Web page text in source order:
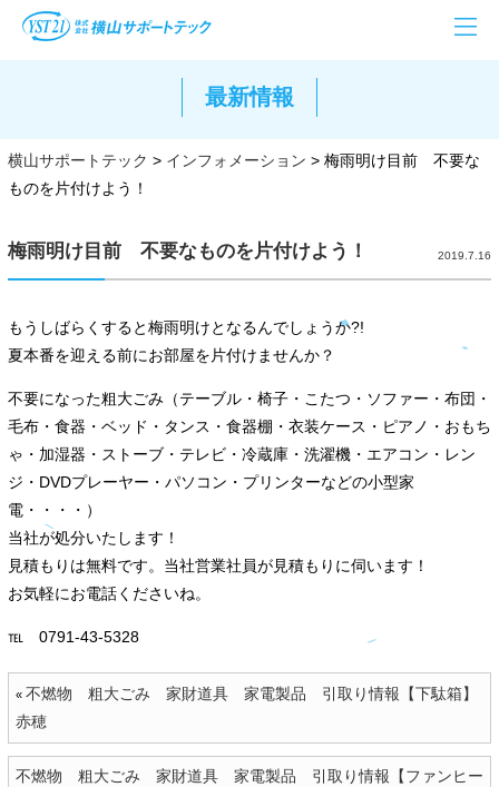
最新情報
横山サポートテック > インフォメーション > 梅雨明け目前 不要な
ものを片付けよう！
梅雨明け目前 不要なものを片付けよう！ 2019.7.16
もうしばらくすると梅雨明けとなるんでしょうか?!
夏本番を迎える前にお部屋を片付けませんか？
不要になった粗大ごみ（テーブル・椅子・こたつ・ソファー・布団・
毛布・食器・ベッド・タンス・食器棚・衣装ケース・ピアノ・おもち
ゃ・加湿器・ストーブ・テレビ・冷蔵庫・洗濯機・エアコン・レン
ジ・DVDプレーヤー・パソコン・プリンターなどの小型家
電・・・・）
当社が処分いたします！
見積もりは無料です。当社営業社員が見積もりに伺います！
お気軽にお電話くださいね。
℡ 0791-43-5328
« 不燃物 粗大ごみ 家財道具 家電製品 引取り情報【下駄箱】
赤穂
不燃物 粗大ごみ 家財道具 家電製品 引取り情報【ファンヒー